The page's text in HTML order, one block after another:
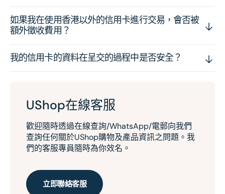
如果我在使用香港以外的信用卡進行交易，會否被
額外徵收費用？
我的信用卡的資料在呈交的過程中是否安全？
UShop在線客服
歡迎隨時透過在線查詢/WhatsApp/電郵向我們
查詢任何關於UShop購物及產品資訊之問題。我
們的客服專員隨時為你效名。
立即聯絡客服